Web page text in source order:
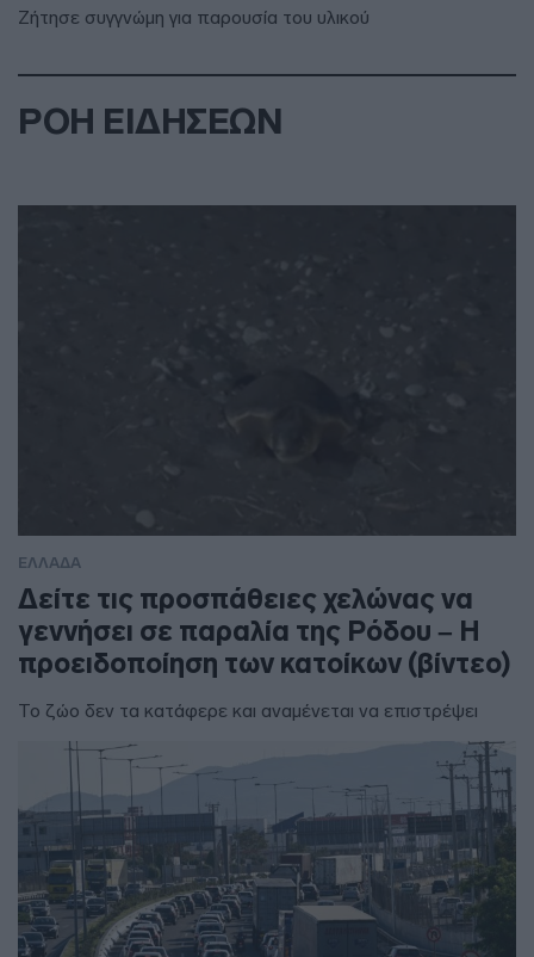
Ζήτησε συγγνώμη για παρουσία του υλικού
ΡΟΗ ΕΙΔΗΣΕΩΝ
ΕΛΛΑΔΑ
Δείτε τις προσπάθειες χελώνας να
γεννήσει σε παραλία της Ρόδου – Η
προειδοποίηση των κατοίκων (βίντεο)
Το ζώο δεν τα κατάφερε και αναμένεται να επιστρέψει